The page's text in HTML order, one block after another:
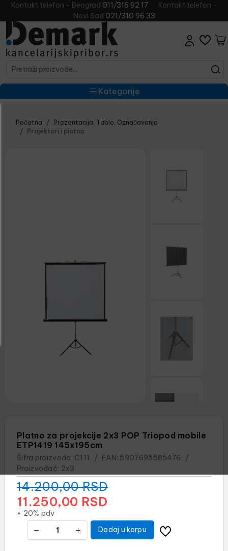
Kontakt telefon - Beograd 011/316 92 17
Kontakt telefon -
Novi Sad 021/310 96 33
Kategorije
Početna
Prezentacija, Table, Označavanje
Projektori i platna
Platno za projekcije 2x3 POP Triopod mobile
ETP1419 145x195cm
Šifra proizvoda: C111 / EAN: 5907695585476
/
Proizvođač: 2x3
14.200,00RSD
11.250,00 RSD
+ 20% pdv
Dodaj u korpu